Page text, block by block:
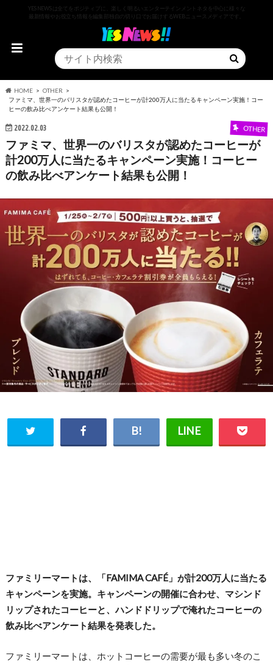
YESNEWSは全てをポジティブに、楽しく明るいエンターテインメントネタを中心に様々な
最新情報やお役立ち情報を編集部独自の切り口でお届けするWEBニュースメディアです。
HOME
OTHER
ファミマ、世界一のバリスタが認めたコーヒーが計200万人に当たるキャンペーン実施！コー
ヒーの飲み比べアンケート結果も公開！
2022.02.03 OTHER
ファミマ、世界一のバリスタが認めたコーヒーが
計200万人に当たるキャンペーン実施！コーヒー
の飲み比べアンケート結果も公開！
ファミリーマートは、「FAMIMA CAFÉ」が計200万人に当たる
キャンペーンを実施。キャンペーンの開催に合わせ、 マシンド
リップされたコーヒーと、ハンドドリップで淹れたコーヒーの
飲み比べアンケート結果を発表した。
ファミリーマートは、ホットコーヒーの需要が最も多い冬のこ